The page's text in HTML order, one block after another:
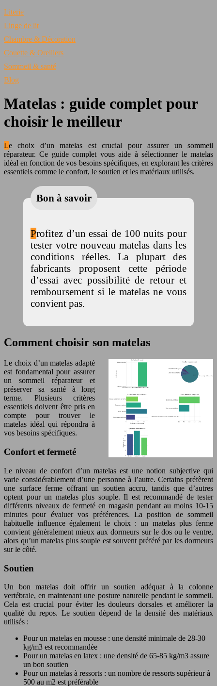
Literie
Linge de lit
Chambre & Décoration
Couette & Oreillers
Sommeil & santé
Blog
Matelas : guide complet pour
choisir le meilleur
Le choix d’un matelas est crucial pour assurer un sommeil
réparateur. Ce guide complet vous aide à sélectionner le matelas
idéal en fonction de vos besoins spécifiques, en explorant les critères
essentiels comme le confort, le soutien et les matériaux utilisés.
Bon à savoir
Profitez d’un essai de 100 nuits pour
tester votre nouveau matelas dans les
conditions réelles. La plupart des
fabricants proposent cette période
d’essai avec possibilité de retour et
remboursement si le matelas ne vous
convient pas.
Comment choisir son matelas
Le choix d’un matelas adapté
est fondamental pour assurer
un sommeil réparateur et
préserver sa santé à long
terme. Plusieurs critères
essentiels doivent être pris en
compte pour trouver le
matelas idéal qui répondra à
vos besoins spécifiques.
Confort et fermeté
Le niveau de confort d’un matelas est une notion subjective qui
varie considérablement d’une personne à l’autre. Certains préfèrent
une surface ferme offrant un soutien accru, tandis que d’autres
optent pour un matelas plus souple. Il est recommandé de tester
différents niveaux de fermeté en magasin pendant au moins 10-15
minutes pour évaluer vos préférences. La position de sommeil
habituelle influence également le choix : un matelas plus ferme
convient généralement mieux aux dormeurs sur le dos ou le ventre,
alors qu’un matelas plus souple est souvent préféré par les dormeurs
sur le côté.
Soutien
Un bon matelas doit offrir un soutien adéquat à la colonne
vertébrale, en maintenant une posture naturelle pendant le sommeil.
Cela est crucial pour éviter les douleurs dorsales et améliorer la
qualité du repos. Le soutien dépend de la densité des matériaux
utilisés :
Pour un matelas en mousse : une densité minimale de 28-30
kg/m3 est recommandée
Pour un matelas en latex : une densité de 65-85 kg/m3 assure
un bon soutien
Pour un matelas à ressorts : un nombre de ressorts supérieur à
500 au m2 est préférable